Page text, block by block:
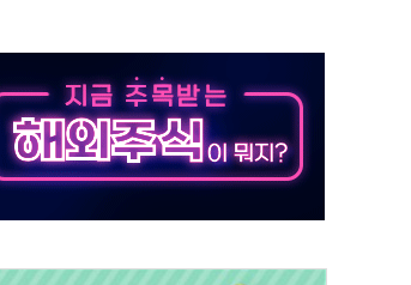
자들 '범죄 사각지대' 우려
자율규제단체' 타진